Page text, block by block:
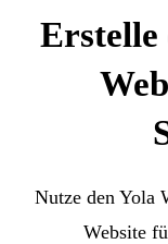
Erstelle
Nutze den Yola
Website